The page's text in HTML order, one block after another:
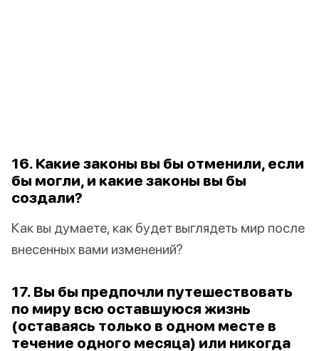
16. Какие законы вы бы отменили, если
бы могли, и какие законы вы бы
создали?
Как вы думаете, как будет выглядеть мир после
внесенных вами изменений?
17. Вы бы предпочли путешествовать
по миру всю оставшуюся жизнь
(оставаясь только в одном месте в
течение одного месяца) или никогда